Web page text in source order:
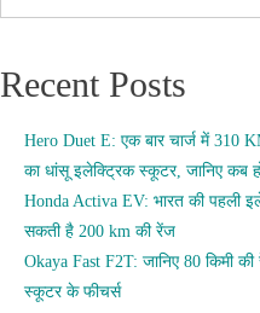
Recent Posts
Hero Duet E: एक बार चार्ज में 310
का धांसू इलेक्ट्रिक स्कूटर, जानिए कब
Honda Activa EV: भारत की पहली
सकती है 200 km की रेंज
Okaya Fast F2T: जानिए 80 किमी
स्कूटर के फीचर्स